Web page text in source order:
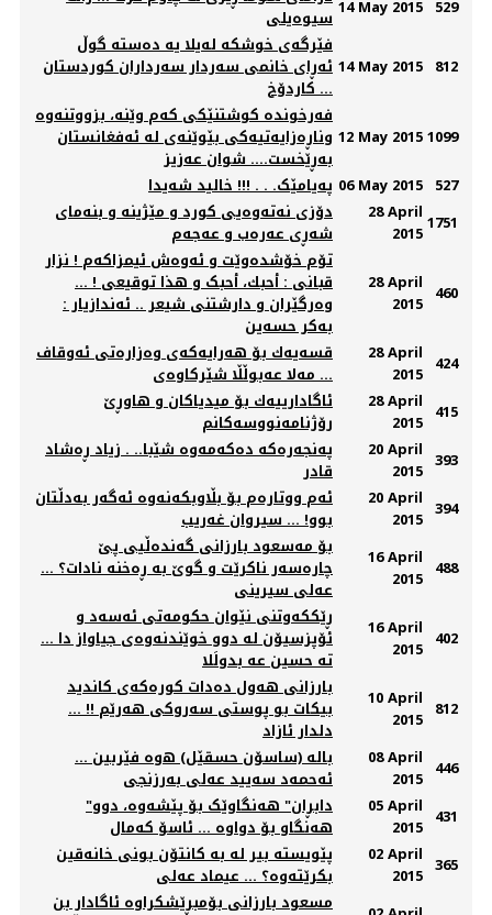
سیوه‌یلی 14 May 2015 529
فێرگەی خوشکە لەیلا یە دەستە گوڵ
ئەڕای خانمی سەردار سەرداران کوردستان
... کاردۆخ
14 May 2015 812
فەرخوندە کوشتنێکی کەم وێنە، بزووتنەوە
وناڕەزایەتیەکی بێوێنەی لە ئەفغانستان
بەڕێخست.... شوان عەزیز
12 May 20151099
پەیامێک. . . !!! خالید شەیدا 06 May 2015 527
دۆزی نەتەوەیی کورد و مێژینە و بنەمای
شەڕی عەرەب و عەجەم
28 April
20151751
تۆم خۆشدەوێت و ئەوەش ئیمزاکەم ! نزار
قبانی : أحبك، أحبک و هذا توقیعی ! ...
وەرگێران و دارشتنی شیعر .. ئەندازیار :
بەکر حسەین
28 April
2015 460
قسه‌یه‌ك بۆ هه‌رایه‌كه‌ی وه‌زاره‌تی ئه‌وقاف
... مه‌لا عه‌بوڵڵا شێركاوه‌ی
28 April
2015 424
ئاگادارییه‌ك بۆ میدیاكان و هاوڕێ
رۆژنامه‌نووسه‌كانم
28 April
2015 415
په‌نجه‌ره‌كه‌ ده‌كه‌مه‌وه‌ شێبا.. . زیاد ڕه‌شاد
قادر
20 April
2015 393
ئه‌م ووتاره‌م بۆ بڵاوبكه‌نه‌وه‌ ئه‌گه‌ر به‌دڵتان
بوو! ... سیروان غه‌ریب
20 April
2015 394
بۆ مه‌سعود بارزانی گه‌نده‌ڵیی پێ
چاره‌سه‌ر ناكرێت و گوێ به‌ ڕه‌خنه‌ نادات؟ ...
عه‌لی سیرینی
16 April
2015 488
ڕێککەوتنی نێوان حکومەتی ئەسەد و
ئۆپزسیۆن لە دوو خوێندنەوەی جیاواز دا ...
ته حسين عه بدولَلا
16 April
2015 402
بارزانی هه‌ول ده‌دات کوره‌که‌ی کاندید
بیکات بو پوستی سه‌روکی هه‌رێم !! ...
دلدار ئازاد
10 April
2015 812
باله‌ (ساسۆن حسقێل) ه‌وه‌ فێربین ...
ئه‌حمه‌د سه‌یید عه‌لی به‌رزنجی
08 April
2015 446
"دابڕان" هەنگاوێک بۆ پێشەوە، دوو
هەنگاو بۆ دواوە ... ئاسۆ کەمال
05 April
2015 431
پێویسته‌ بیر له‌ به‌ كانتۆن بونی خانه‌قین
بكرێته‌وه‌؟ ... عیماد عه‌لی
02 April
2015 365
مسعود بارزانی بۆمبڕێشکراوه ئاگادار بن